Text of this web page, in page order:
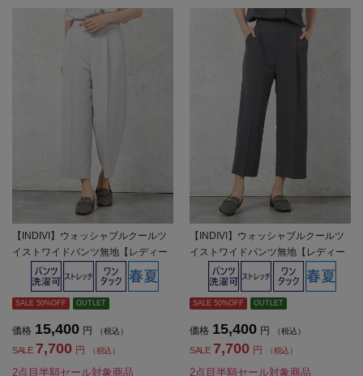
【INDIVI】ウォッシャブルクールツ
イストワイドパンツ無地【レディー
SALE 50%OFF OUTLET
価格 15,400 円 （税込）
SALE 7,700 円 （税込）
2点目半額セール対象商品
【INDIVI】ウォッシャブルクールツ
イストワイドパンツ無地【レディー
SALE 50%OFF OUTLET
価格 15,400 円 （税込）
SALE 7,700 円 （税込）
2点目半額セール対象商品